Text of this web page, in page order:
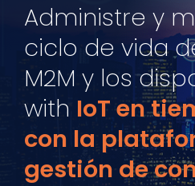
Administre y
ciclo de vida
M2M y los
with IoT en
con la
gestión de